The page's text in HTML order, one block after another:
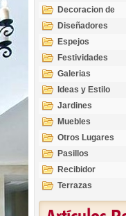
Decoracion de
Interiores
Diseñadores
Espejos
Festividades
Galerias
Ideas y Estilo
Jardines
Muebles
Otros Lugares
Pasillos
Recibidor
Terrazas